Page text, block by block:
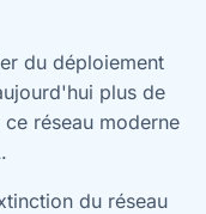
du déploiement
plus de
réseau moderne
du réseau